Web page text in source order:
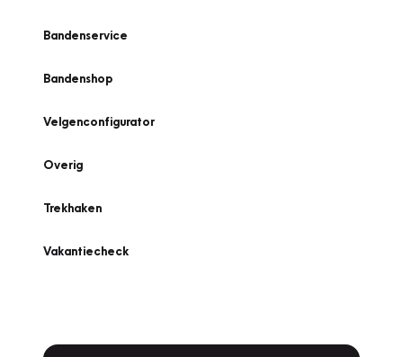
Bandenservice
Bandenshop
Velgenconfigurator
Overig
Trekhaken
Vakantiecheck